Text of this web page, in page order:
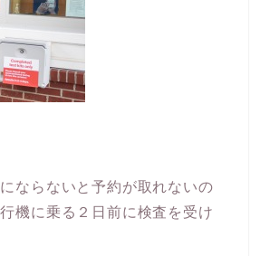
ならないと予約が取れないの
機に乗る２日前に検査を受け